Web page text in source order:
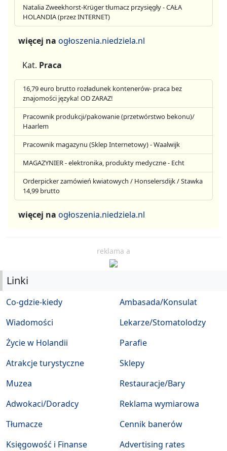
Natalia Zweekhorst-Krüger tłumacz przysięgły - CAŁA
HOLANDIA (przez INTERNET)
więcej na ogłoszenia.niedziela.nl
Kat. Praca
16,79 euro brutto rozładunek kontenerów- praca bez
znajomości języka! OD ZARAZ!
Pracownik produkcji/pakowanie (przetwórstwo bekonu)/
Haarlem
Pracownik magazynu (Sklep Internetowy) - Waalwijk
MAGAZYNIER - elektronika, produkty medyczne - Echt
Orderpicker zamówień kwiatowych / Honselersdijk / Stawka
14,99 brutto
więcej na ogłoszenia.niedziela.nl
reklama a
Linki
Co-gdzie-kiedy
Wiadomości
Życie w Holandii
Atrakcje turystyczne
Muzea
Ambasada/Konsulat
Lekarze/Stomatolodzy
Parafie
Sklepy
Restauracje/Bary
Adwokaci/Doradcy
Tłumacze
Księgowość i Finanse
Reklama wymiarowa
Cennik banerów
Advertising rates